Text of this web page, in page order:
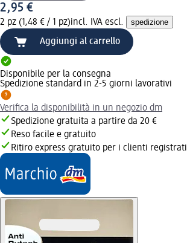
2,95 €
2 pz (1,48 € / 1 pz)incl. IVA escl. spedizione
Aggiungi al carrello
Disponibile per la consegna
Spedizione standard in 2-5 giorni lavorativi
Verifica la disponibilità in un negozio dm
Spedizione gratuita a partire da 20 €
Reso facile e gratuito
Ritiro express gratuito per i clienti registrati